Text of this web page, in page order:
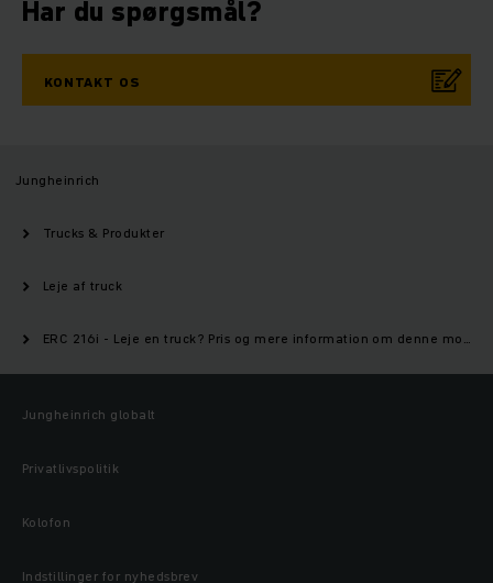
Har du spørgsmål?
KONTAKT OS
Jungheinrich
Trucks & Produkter
Leje af truck
ERC 216i - Leje en truck? Pris og mere information om denne model | Jungheinrich
Jungheinrich globalt
Privatlivspolitik
Kolofon
Indstillinger for nyhedsbrev